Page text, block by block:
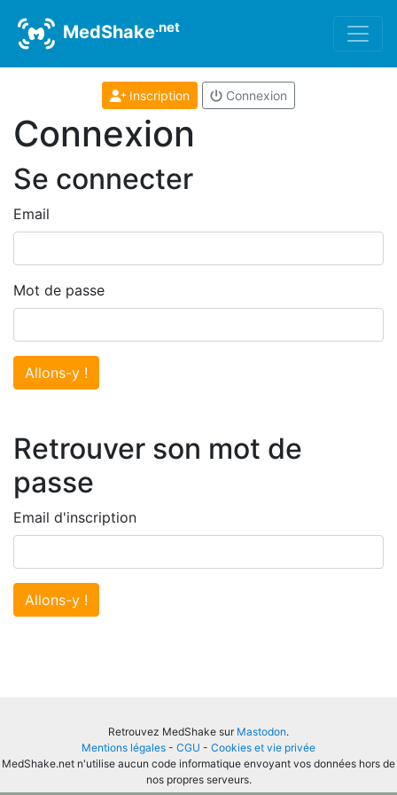
MedShake.net
Inscription Connexion
Connexion
Se connecter
Email
Mot de passe
Allons-y !
Retrouver son mot de
passe
Email d'inscription
Allons-y !
Retrouvez MedShake sur Mastodon.
Mentions légales - CGU - Cookies et vie privée
MedShake.net n'utilise aucun code informatique envoyant vos données hors de
nos propres serveurs.